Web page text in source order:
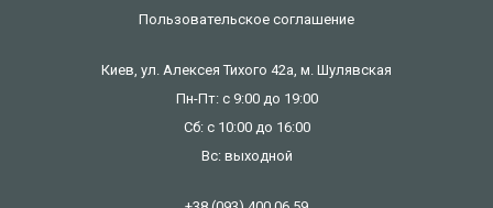
Пользовательское соглашение
Киев, ул. Алексея Тихого 42а, м. Шулявская
Пн-Пт: с 9:00 до 19:00
Сб: с 10:00 до 16:00
Вс: выходной